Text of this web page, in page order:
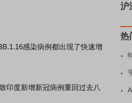
感染病例都出现了快速增
度新增新冠病例重回过去八
沪
热